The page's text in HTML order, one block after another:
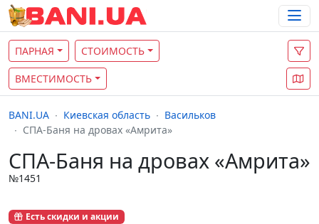
ПАРНАЯ СТОИМОСТЬ
ВМЕСТИМОСТЬ
BANI.UA Киевская область
Васильков
СПА-Баня на дровах «Амрита»
СПА-Баня на дровах «Амрита»
№1451
Есть скидки и акции